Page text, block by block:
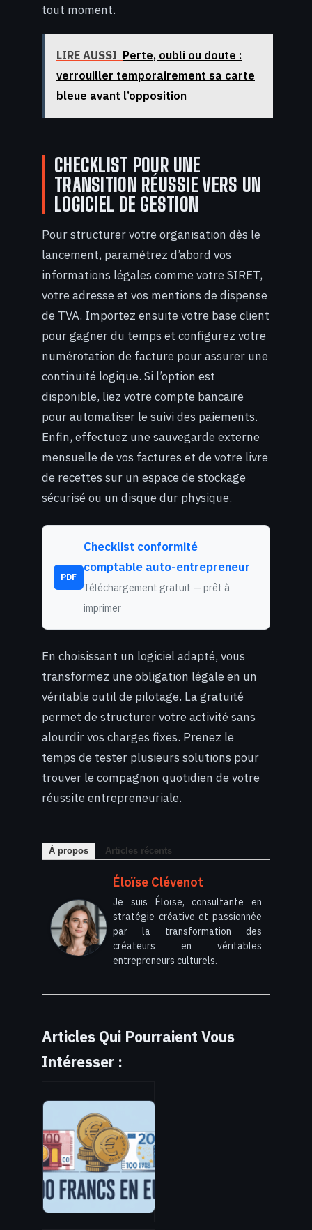
tout moment.
LIRE AUSSI Perte, oubli ou doute :
verrouiller temporairement sa carte
bleue avant l’opposition
CHECKLIST POUR UNE
TRANSITION RÉUSSIE VERS UN
LOGICIEL DE GESTION
Pour structurer votre organisation dès le
lancement, paramétrez d’abord vos
informations légales comme votre SIRET,
votre adresse et vos mentions de dispense
de TVA. Importez ensuite votre base client
pour gagner du temps et configurez votre
numérotation de facture pour assurer une
continuité logique. Si l’option est
disponible, liez votre compte bancaire
pour automatiser le suivi des paiements.
Enfin, effectuez une sauvegarde externe
mensuelle de vos factures et de votre livre
de recettes sur un espace de stockage
sécurisé ou un disque dur physique.
PDF
Checklist conformité
comptable auto-entrepreneur
Téléchargement gratuit — prêt à
imprimer
En choisissant un logiciel adapté, vous
transformez une obligation légale en un
véritable outil de pilotage. La gratuité
permet de structurer votre activité sans
alourdir vos charges fixes. Prenez le
temps de tester plusieurs solutions pour
trouver le compagnon quotidien de votre
réussite entrepreneuriale.
À propos Articles récents
Éloïse Clévenot
Je suis Éloïse, consultante en
stratégie créative et passionnée
par la transformation des
créateurs en véritables
entrepreneurs culturels.
Articles Qui Pourraient Vous
Intéresser :